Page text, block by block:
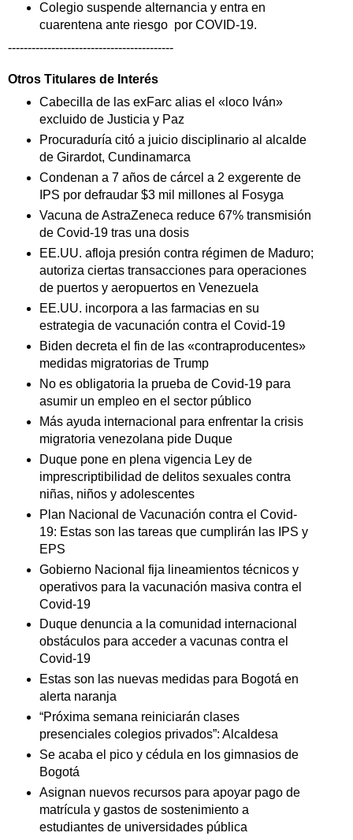
Colegio suspende alternancia y entra en
cuarentena ante riesgo por COVID-19.
------------------------------------------
Otros Titulares de Interés
Cabecilla de las exFarc alias el «loco Iván»
excluido de Justicia y Paz
Procuraduría citó a juicio disciplinario al alcalde
de Girardot, Cundinamarca
Condenan a 7 años de cárcel a 2 exgerente de
IPS por defraudar $3 mil millones al Fosyga
Vacuna de AstraZeneca reduce 67% transmisión
de Covid-19 tras una dosis
EE.UU. afloja presión contra régimen de Maduro;
autoriza ciertas transacciones para operaciones
de puertos y aeropuertos en Venezuela
EE.UU. incorpora a las farmacias en su
estrategia de vacunación contra el Covid-19
Biden decreta el fin de las «contraproducentes»
medidas migratorias de Trump
No es obligatoria la prueba de Covid-19 para
asumir un empleo en el sector público
Más ayuda internacional para enfrentar la crisis
migratoria venezolana pide Duque
Duque pone en plena vigencia Ley de
imprescriptibilidad de delitos sexuales contra
niñas, niños y adolescentes
Plan Nacional de Vacunación contra el Covid-
19: Estas son las tareas que cumplirán las IPS y
EPS
Gobierno Nacional fija lineamientos técnicos y
operativos para la vacunación masiva contra el
Covid-19
Duque denuncia a la comunidad internacional
obstáculos para acceder a vacunas contra el
Covid-19
Estas son las nuevas medidas para Bogotá en
alerta naranja
“Próxima semana reiniciarán clases
presenciales colegios privados”: Alcaldesa
Se acaba el pico y cédula en los gimnasios de
Bogotá
Asignan nuevos recursos para apoyar pago de
matrícula y gastos de sostenimiento a
estudiantes de universidades pública